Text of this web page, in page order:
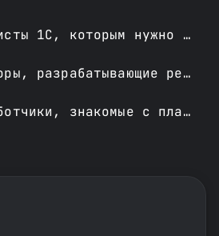
Программисты 1С, которым нужно построить мобильное приложение для бизнеса с нуля
Интеграторы, разрабатывающие решения для выездных и полевых сотрудников (склад, сервис, доставка)
1С-разработчики, знакомые с платформой, но не работавшие с мобильной платформой